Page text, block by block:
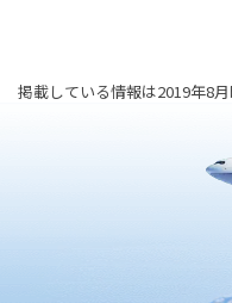
掲載している情報は2019年8月